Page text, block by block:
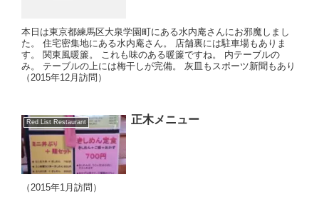
本日は東京都練馬区大泉学園町にある水内庵さんにお邪魔しまし
た。 住宅密集地にある水内庵さん。 店舗裏には駐車場もありま
す。 関東風暖簾。 これも味のある暖簾ですね。 内テーブルの
み。 テーブルの上には梅干しが完備。 灰皿もスポーツ新聞もあり
（2015年12月訪問）
Red List Restaurant 正木メニュー
（2015年1月訪問）